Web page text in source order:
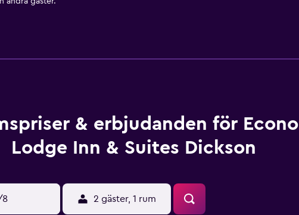
& erbjudanden för Econo
Lodge Inn & Suites Dickson
8 2 gäster, 1 rum